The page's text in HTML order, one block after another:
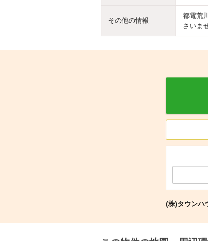
その他の情報
都電荒
さいま
(株)タウンハ